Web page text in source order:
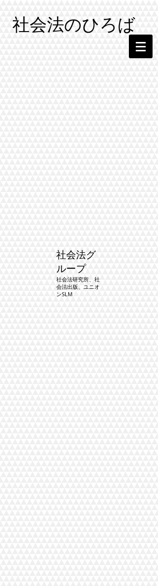
社会法のひろば
社会法グ
ループ
社会法研究所、社
会法出版、ユニオ
ンSLM